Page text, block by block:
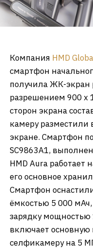
Компания HMD
смартфон
получила ЖК-
разрешением 900 х
сторон экрана
камеру
экране. Смартфон
SC9863A1,
HMD Aura работает
его основное
Смартфон
ёмкостью 5 000
зарядку
включает
селфикамеру на 5